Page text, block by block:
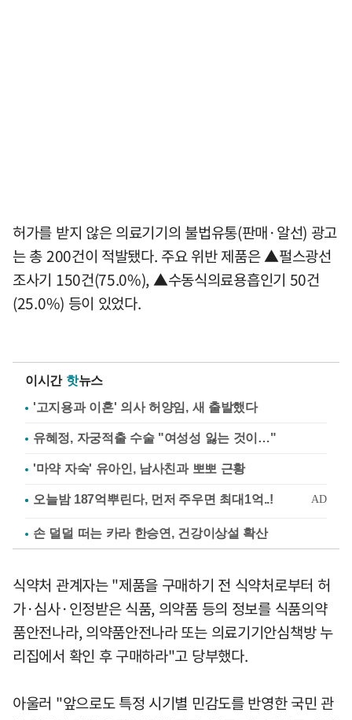
허가를 받지 않은 의료기기의 불법유통(판매·알선) 광고
는 총 200건이 적발됐다. 주요 위반 제품은 ▲펄스광선
조사기 150건(75.0%), ▲수동식의료용흡인기 50건
(25.0%) 등이 있었다.
이시간 핫뉴스
'고지용과 이혼' 의사 허양임, 새 출발했다
유혜정, 자궁적출 수술 "여성성 잃는 것이…"
'마약 자숙' 유아인, 남사친과 뽀뽀 근황
손 덜덜 떠는 카라 한승연, 건강이상설 확산
식약처 관계자는 "제품을 구매하기 전 식약처로부터 허
가·심사·인정받은 식품, 의약품 등의 정보를 식품의약
품안전나라, 의약품안전나라 또는 의료기기안심책방 누
리집에서 확인 후 구매하라"고 당부했다.
아울러 "앞으로도 특정 시기별 민감도를 반영한 국민 관